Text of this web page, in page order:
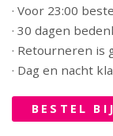
· Voor 23:00
· 30 dagen
· Retourneren is
· Dag en nacht
BESTEL